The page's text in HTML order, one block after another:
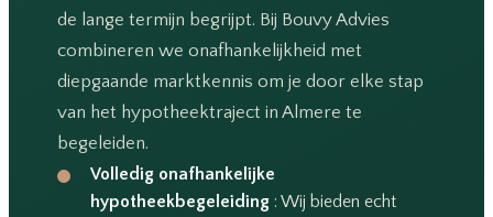
de lange termijn begrijpt. Bij Bouvy Advies
combineren we onafhankelijkheid met
diepgaande marktkennis om je door elke stap
van het hypotheektraject in Almere te
begeleiden.
Volledig onafhankelijke
hypotheekbegeleiding : Wij bieden echt